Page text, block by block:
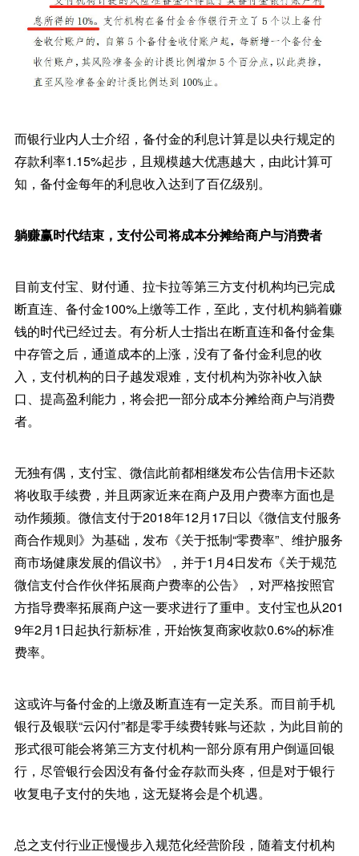
而银行业内人士介绍，备付金的利息计算是以央行规定的
存款利率1.15%起步，且规模越大优惠越大，由此计算可
知，备付金每年的利息收入达到了百亿级别。
躺赚赢时代结束，支付公司将成本分摊给商户与消费者
目前支付宝、财付通、拉卡拉等第三方支付机构均已完成
断直连、备付金100%上缴等工作，至此，支付机构躺着赚
钱的时代已经过去。有分析人士指出在断直连和备付金集
中存管之后，通道成本的上涨，没有了备付金利息的收
入，支付机构的日子越发艰难，支付机构为弥补收入缺
口、提高盈利能力，将会把一部分成本分摊给商户与消费
者。
无独有偶，支付宝、微信此前都相继发布公告信用卡还款
将收取手续费，并且两家近来在商户及用户费率方面也是
动作频频。微信支付于2018年12月17日以《微信支付服务
商合作规则》为基础，发布《关于抵制“零费率”、维护服务
商市场健康发展的倡议书》，并于1月4日发布《关于规范
微信支付合作伙伴拓展商户费率的公告》，对严格按照官
方指导费率拓展商户这一要求进行了重申。支付宝也从201
9年2月1日起执行新标准，开始恢复商家收款0.6%的标准
费率。
这或许与备付金的上缴及断直连有一定关系。而目前手机
银行及银联“云闪付”都是零手续费转账与还款，为此目前的
形式很可能会将第三方支付机构一部分原有用户倒逼回银
行，尽管银行会因没有备付金存款而头疼，但是对于银行
收复电子支付的失地，这无疑将会是个机遇。
总之支付行业正慢慢步入规范化经营阶段，随着支付机构